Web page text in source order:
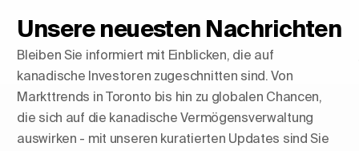
Unsere neuesten Nachrichten
Bleiben Sie informiert mit Einblicken, die auf
kanadische Investoren zugeschnitten sind. Von
Markttrends in Toronto bis hin zu globalen Chancen,
die sich auf die kanadische Vermögensverwaltung
auswirken - mit unseren kuratierten Updates sind Sie